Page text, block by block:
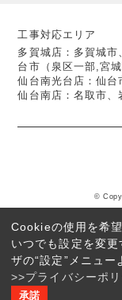
Cookieの使用を希
いつでも設定を変
ザの“設定”メニュー
>>プライバシーポ
承諾
©
工事対応エリア
多賀城店：多賀城
台市（泉区一部,宮城
仙台南光台店：仙台
仙台南店：名取市、